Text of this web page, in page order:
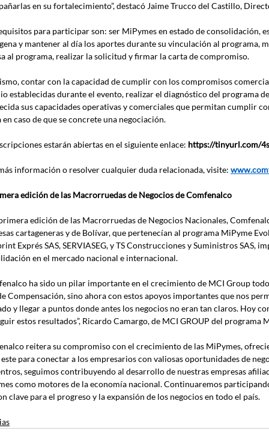
en su fortalecimiento”, destacó Jaime Trucco del Castillo,
para participar son: ser MiPymes en estado de consolidación,
y mantener al día los aportes durante su vinculación al programa,
al programa, realizar la solicitud y firmar la carta de compromiso.
contar con la capacidad de cumplir con los compromisos
establecidas durante el evento, realizar el diagnóstico del programa
sus capacidades operativas y comerciales que permitan cumplir
caso de que se concrete una negociación.
estarán abiertas en el siguiente enlace: https://tinyurl.com/
información o resolver cualquier duda relacionada, visite:
edición de las Macrorruedas de Negocios de Comfenalco
edición de las Macrorruedas de Negocios Nacionales,
cartageneras y de Bolívar, que pertenecían al programa MiPyme
Exprés SAS, SERVIASEG, y TS Construcciones y Suministros SAS,
en el mercado nacional e internacional.
ha sido un pilar importante en el crecimiento de MCI Group
Compensación, sino ahora con estos apoyos importantes que nos
y llegar a puntos donde antes los negocios no eran tan claros. Hoy
estos resultados”, Ricardo Camargo, de MCI GROUP del programa
reitera su compromiso con el crecimiento de las MiPymes,
para conectar a los empresarios con valiosas oportunidades de
seguimos contribuyendo al desarrollo de nuestras empresas
como motores de la economía nacional. Continuaremos
clave para el progreso y la expansión de los negocios en todo el país.